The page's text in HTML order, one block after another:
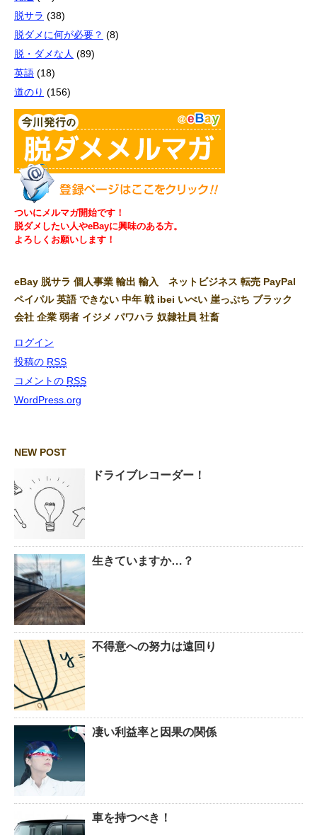
脱サラ (38)
脱ダメに何が必要？ (8)
脱・ダメな人 (89)
英語 (18)
道のり (156)
ついにメルマガ開始です！
脱ダメしたい人やeBayに興味のある方。
よろしくお願いします！
eBay 脱サラ 個人事業 輸出 輸入 ネットビジネス 転売 PayPal
ペイパル 英語 できない 中年 戦 ibei いべい 崖っぷち ブラック
会社 企業 弱者 イジメ パワハラ 奴隷社員 社畜
ログイン
投稿の RSS
コメントの RSS
WordPress.org
NEW POST
ドライブレコーダー！
生きていますか…？
不得意への努力は遠回り
凄い利益率と因果の関係
車を持つべき！